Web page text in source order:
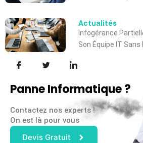
Actualités
Infogérance
Son Équipe IT
Panne Informatique ?
Contactez nos experts !
On est là pour vous
Devis Gratuit